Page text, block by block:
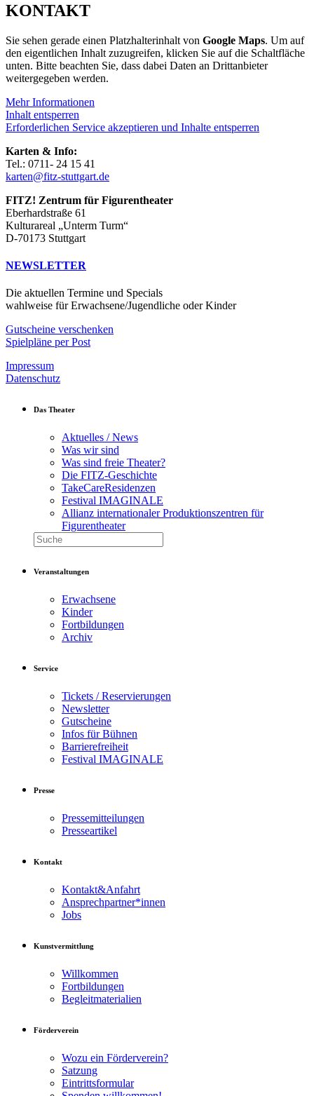
KONTAKT
Sie sehen gerade einen Platzhalterinhalt von Google Maps. Um auf
den eigentlichen Inhalt zuzugreifen, klicken Sie auf die Schaltfläche
unten. Bitte beachten Sie, dass dabei Daten an Drittanbieter
weitergegeben werden.
Mehr Informationen
Inhalt entsperren
Erforderlichen Service akzeptieren und Inhalte entsperren
Karten & Info:
Tel.: 0711- 24 15 41
karten@fitz-stuttgart.de
FITZ! Zentrum für Figurentheater
Eberhardstraße 61
Kulturareal „Unterm Turm“
D-70173 Stuttgart
NEWSLETTER
Die aktuellen Termine und Specials
wahlweise für Erwachsene/Jugendliche oder Kinder
Gutscheine verschenken
Spielpläne per Post
Impressum
Datenschutz
Das Theater
Aktuelles / News
Was wir sind
Was sind freie Theater?
Die FITZ-Geschichte
TakeCareResidenzen
Festival IMAGINALE
Allianz internationaler Produktionszentren für
Figurentheater
Veranstaltungen
Erwachsene
Kinder
Fortbildungen
Archiv
Service
Tickets / Reservierungen
Newsletter
Gutscheine
Infos für Bühnen
Barrierefreiheit
Festival IMAGINALE
Presse
Pressemitteilungen
Presseartikel
Kontakt
Kontakt&Anfahrt
Ansprechpartner*innen
Jobs
Kunstvermittlung
Willkommen
Fortbildungen
Begleitmaterialien
Förderverein
Wozu ein Förderverein?
Satzung
Eintrittsformular